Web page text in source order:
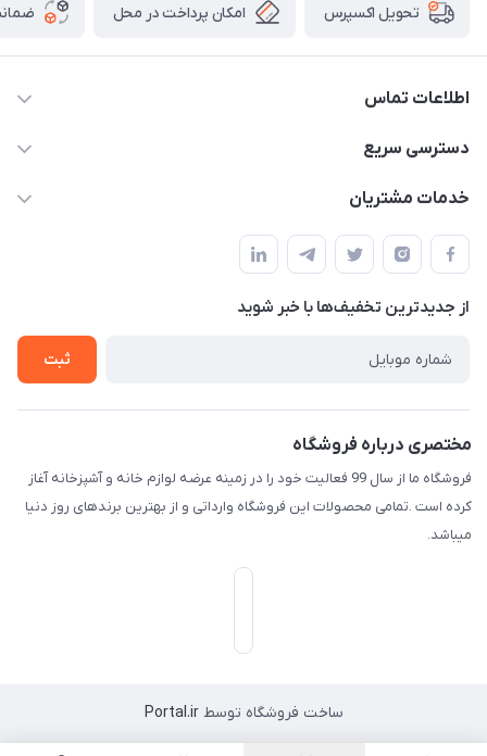
تحویل اکسپرس امکان پرداخت در محل
اطلاعات تماس
09165044753
دسترسی سریع
حساب کاربری
لیست محصولات
درباره ما
خدمات مشتریان
قوانین و مقررات
حریم خصوصی
راهنما
از جدید‌ترین تخفیف‌ها با‌ خبر شوید
ثبت
مختصری درباره فروشگاه
فروشگاه ما از سال 99 فعالیت خود را در زمینه عرضه لوازم خانه و آشپزخانه آغاز
کرده است .تمامی محصولات این فروشگاه وارداتی و از بهترین برندهای روز دنیا
میباشد.
ساخت فروشگاه توسطPortal.ir